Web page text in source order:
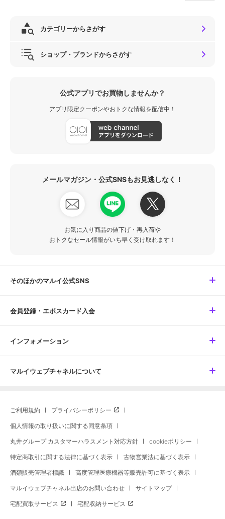
カテゴリーからさがす
ショップ・ブランドからさがす
公式アプリでお買物しませんか？
アプリ限定クーポンやおトクな情報を配信中！
メールマガジン・公式SNSもお見逃しなく！
お気に入り商品の値下げ・再入荷や
おトクなセール情報がいち早く受け取れます！
そのほかのマルイ公式SNS
会員登録・エポスカード入会
インフォメーション
マルイウェブチャネルについて
ご利用規約 プライバシーポリシー
個人情報の取り扱いに関する同意条項
丸井グループ カスタマーハラスメント対応方針 cookieポリシー
特定商取引に関する法律に基づく表示 古物営業法に基づく表示
酒類販売管理者標識 高度管理医療機器等販売許可に基づく表示
マルイウェブチャネル出店のお問い合わせ サイトマップ
宅配買取サービス 宅配収納サービス